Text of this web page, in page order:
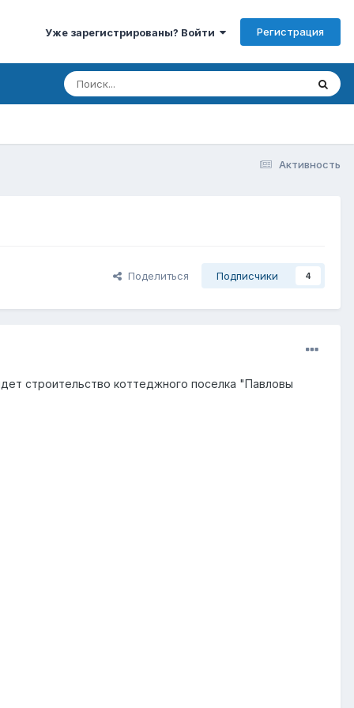
Уже зарегистрированы? Войти Регистрация
Активность
Поделиться Подписчики 4
строительство коттеджного поселка "Павловы